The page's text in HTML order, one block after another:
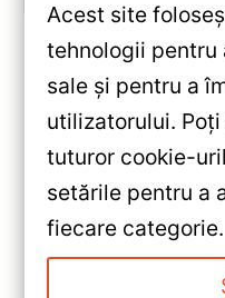
«Resigilat
X1 4G
core
Recenzie
Mitsubishi
Acest site
tehnologii
sale și pentru a
utilizatorului.
tuturor cookie-
setările pentru a
fiecare categorie.